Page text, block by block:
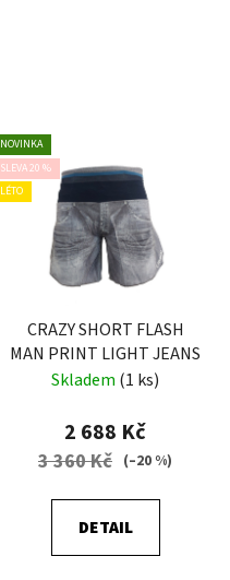
NOVINKA
SLEVA 20 %
LÉTO
CRAZY SHORT FLASH
MAN PRINT LIGHT JEANS
Skladem (1 ks)
2 688 Kč
3 360 Kč (–20 %)
DETAIL